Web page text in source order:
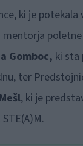
ki je potekala
mentorja
Gomboc, ki sta
ter
, ki je